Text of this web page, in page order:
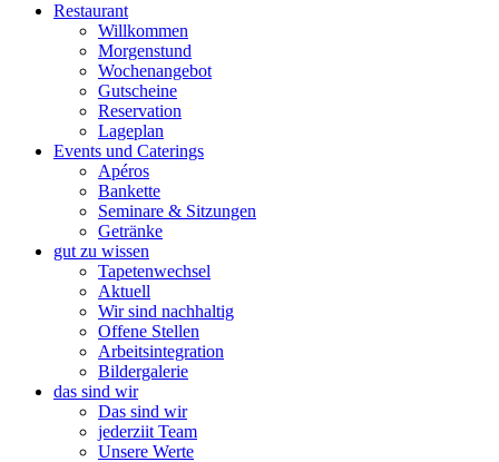
Restaurant
Willkommen
Morgenstund
Wochenangebot
Gutscheine
Reservation
Lageplan
Events und Caterings
Apéros
Bankette
Seminare & Sitzungen
Getränke
gut zu wissen
Tapetenwechsel
Aktuell
Wir sind nachhaltig
Offene Stellen
Arbeitsintegration
Bildergalerie
das sind wir
Das sind wir
jederziit Team
Unsere Werte